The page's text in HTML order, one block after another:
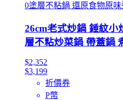
0塗層不粘鍋 還原食物原味
26cm老式炒鍋 錘紋小
層不粘炒菜鍋 帶蓋鍋
$2,352
$3,199
折價券
P幣